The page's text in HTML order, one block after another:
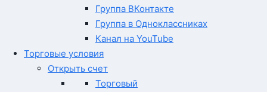
Группа ВКонтакте
Группа в Одноклассниках
Канал на YouTube
Торговые условия
Открыть счет
Торговый